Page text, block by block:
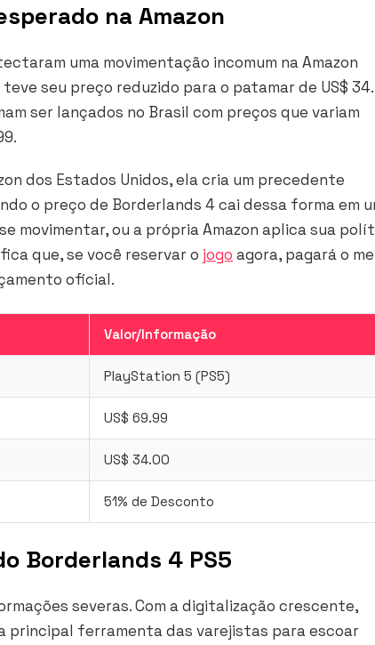
na Amazon
uma movimentação incomum na Amazon
teve seu preço reduzido para o patamar de US$ 34.
ser lançados no Brasil com preços que variam
dos Estados Unidos, ela cria um precedente
o preço de Borderlands 4 cai dessa forma em
movimentar, ou a própria Amazon aplica sua
que, se você reservar o jogo agora, pagará o
oficial.
Valor/Informação
PlayStation 5 (PS5)
US$ 69.99
US$ 34.00
51% de Desconto
Borderlands 4 PS5
severas. Com a digitalização crescente,
principal ferramenta das varejistas para escoar